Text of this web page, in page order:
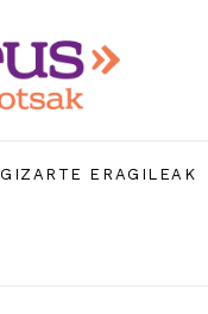
GIZARTE ERAGILEAK